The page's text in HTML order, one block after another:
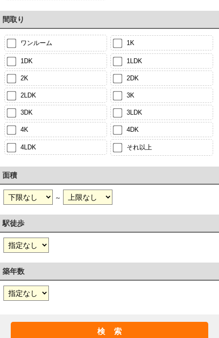
間取り
ワンルーム 1K
1DK 1LDK
2K 2DK
2LDK 3K
3DK 3LDK
4K 4DK
4LDK それ以上
面積
～
駅徒歩
築年数